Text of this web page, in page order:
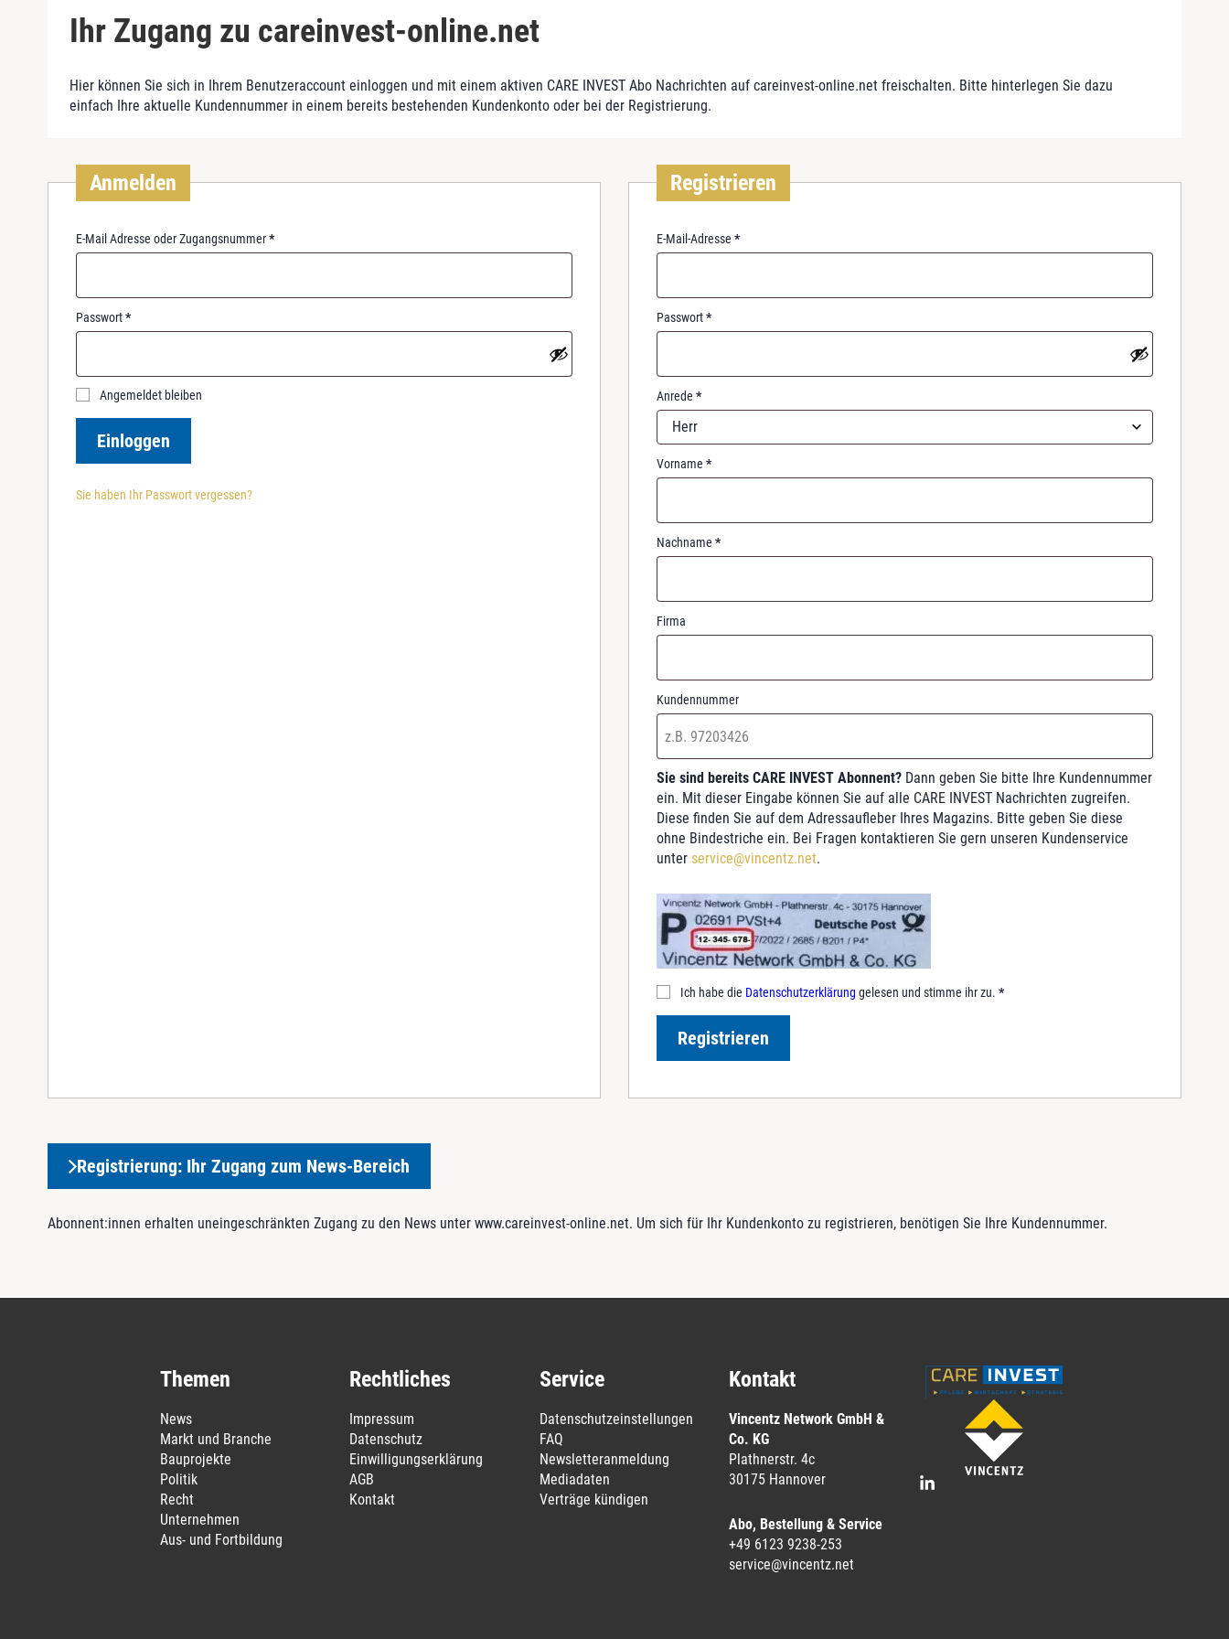
Ihr Zugang zu careinvest-online.net
Hier können Sie sich in Ihrem Benutzeraccount einloggen und mit einem aktiven CARE INVEST Abo Nachrichten auf careinvest-online.net freischalten. Bitte hinterlegen Sie dazu
einfach Ihre aktuelle Kundennummer in einem bereits bestehenden Kundenkonto oder bei der Registrierung.
Anmelden
E-Mail Adresse oder Zugangsnummer*R
e
u
r
Passwort*R
e
u
i
d
Angemeldet bleiben
Einloggen
Sie haben Ihr Passwort vergessen?
Registrieren
E-Mail-Adresse *R
e
u
r
Passwort*R
e
u
r
Anrede *
Herr
Vorname *
Nachname *
Firma
Kundennummer
Sie sind bereits CARE INVEST Abonnent? Dann geben Sie bitte Ihre Kundennummer
ein. Mit dieser Eingabe können Sie auf alle CARE INVEST Nachrichten zugreifen.
Diese finden Sie auf dem Adressaufleber Ihres Magazins. Bitte geben Sie diese
ohne Bindestriche ein. Bei Fragen kontaktieren Sie gern unseren Kundenservice
unter service@vincentz.net.
Ich habe die Datenschutzerklärung gelesen und stimme ihr zu. *
Registrieren
Registrierung: Ihr Zugang zum News-Bereich
Abonnent:innen erhalten uneingeschränkten Zugang zu den News unter www.careinvest-online.net. Um sich für Ihr Kundenkonto zu registrieren, benötigen Sie Ihre Kundennummer.
Themen
News
Markt und Branche
Bauprojekte
Politik
Recht
Unternehmen
Aus- und Fortbildung
Rechtliches
Impressum
Datenschutz
Einwilligungserklärung
AGB
Kontakt
Service
Datenschutzeinstellungen
FAQ
Newsletteranmeldung
Mediadaten
Verträge kündigen
Kontakt
Vincentz Network GmbH &
Co. KG
Plathnerstr. 4c
30175 Hannover
Abo, Bestellung & Service
+49 6123 9238-253
service@vincentz.net